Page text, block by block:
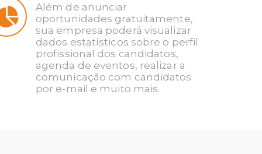
Além de anunciar
oportunidades gratuitamente,
sua empresa poderá visualizar
dados estatísticos sobre o perfil
profissional dos candidatos,
agenda de eventos, realizar a
comunicação com candidatos
por e-mail e muito mais.